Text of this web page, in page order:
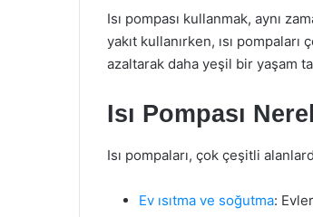
Isı pompası kullanmak, aynı
yakıt kullanırken, ısı
azaltarak daha yeşil bir yaşam
Isı Pompası
Isı pompaları, çok çeşitli
Ev ısıtma ve soğutma: